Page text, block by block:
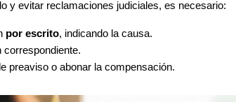
y evitar reclamaciones judiciales, es necesario:
por escrito, indicando la causa.
correspondiente.
preaviso o abonar la compensación.